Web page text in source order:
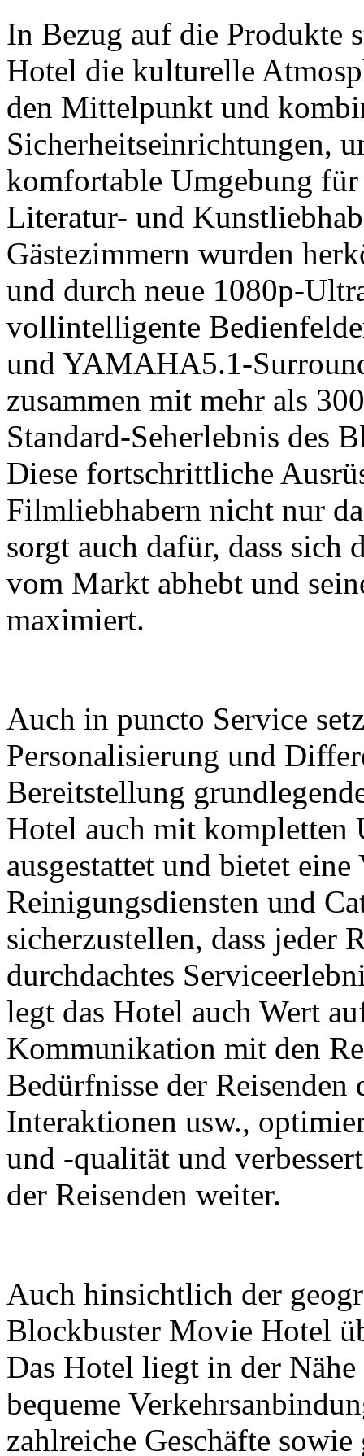
In Bezug auf die Produkte
Hotel die kulturelle
den Mittelpunkt und
Sicherheitseinrichtungen,
komfortable Umgebung
Literatur- und
Gästezimmern wurden
und durch neue 1080p-
vollintelligente
und YAMAHA5.1-
zusammen mit mehr als
Standard-Seherlebnis des
Diese fortschrittliche
Filmliebhabern nicht nur
sorgt auch dafür, dass
vom Markt abhebt und
maximiert.
Auch in puncto Service
Personalisierung und
Bereitstellung
Hotel auch mit kompletten
ausgestattet und bietet
Reinigungsdiensten und
sicherzustellen, dass jeder
durchdachtes
legt das Hotel auch Wert
Kommunikation mit den
Bedürfnisse der
Interaktionen usw.,
und -qualität und
der Reisenden weiter.
Auch hinsichtlich der
Blockbuster Movie Hotel
Das Hotel liegt in der
bequeme
zahlreiche Geschäfte